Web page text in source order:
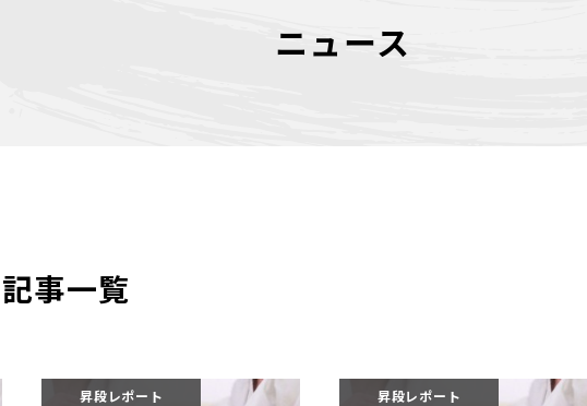
ニュース
事一覧
昇段レポート 昇段レポート